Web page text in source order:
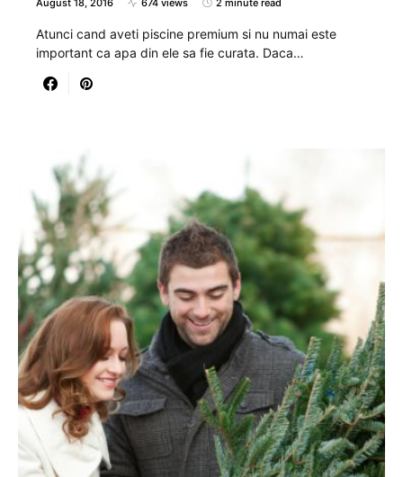
August 18, 2016 674 views 2 minute read
Atunci cand aveti piscine premium si nu numai este
important ca apa din ele sa fie curata. Daca…